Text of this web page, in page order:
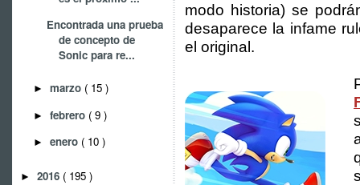
Encontrada una prueba
de concepto de
Sonic para re...
► marzo ( 15 )
► febrero ( 9 )
► enero ( 10 )
► 2016 ( 195 )
modo historia) se
desaparece la infame
el original.